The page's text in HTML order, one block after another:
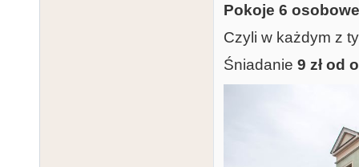
Pokoje 6 osobowe
Czyli w każdym z
Śniadanie 9 zł od